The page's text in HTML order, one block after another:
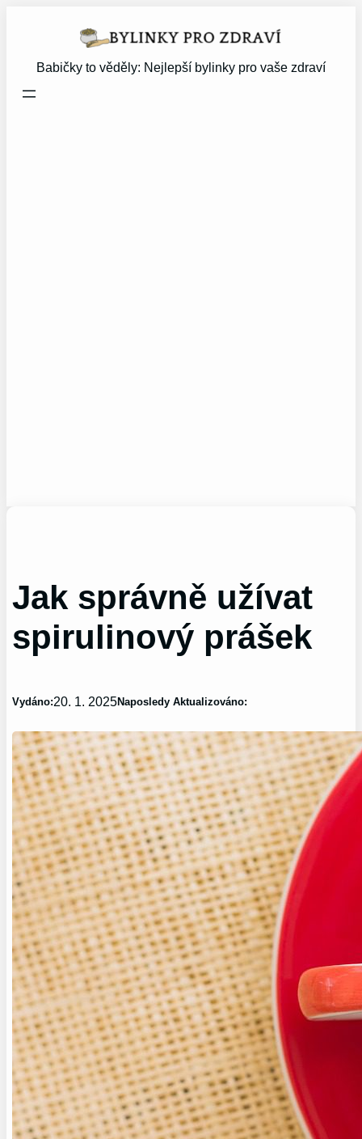
Babičky to věděly: Nejlepší bylinky pro vaše zdraví
Jak správně užívat
spirulinový prášek
Vydáno:20. 1. 2025Naposledy Aktualizováno: